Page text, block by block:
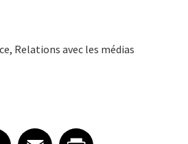
Relations avec les médias
on Facebook
Facebook
Share article on Email
EmailShare article on Print